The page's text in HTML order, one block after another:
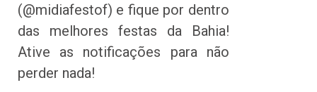
(@midiafestof) e fique por dentro
das melhores festas da Bahia!
Ative as notificações para não
perder nada!